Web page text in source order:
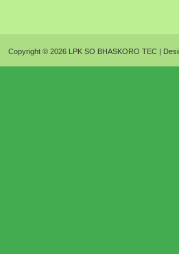
Copyright © 2026 LPK SO BHASKORO TEC|